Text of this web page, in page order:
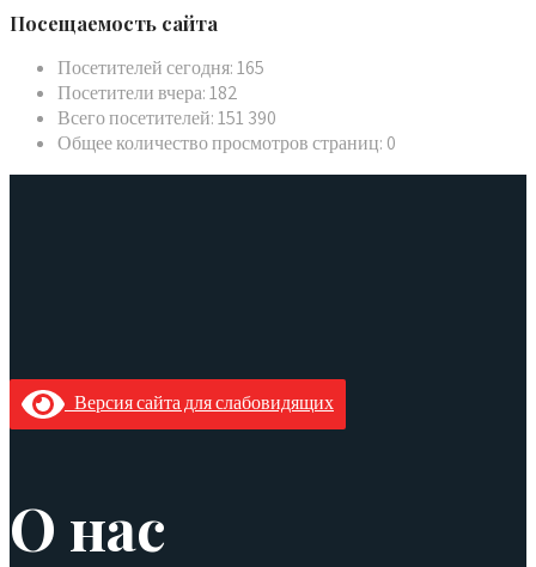
Посещаемость сайта
Посетителей сегодня:165
Посетители вчера:182
Всего посетителей:151 390
Общее количество просмотров страниц: 0
Версия сайта для слабовидящих
О нас